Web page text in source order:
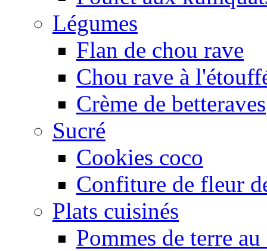
Légumes
Flan de chou rave
Chou rave à
Crème de betteraves
Sucré
Cookies coco
Confiture de fleur
Plats cuisinés
Pommes de terre